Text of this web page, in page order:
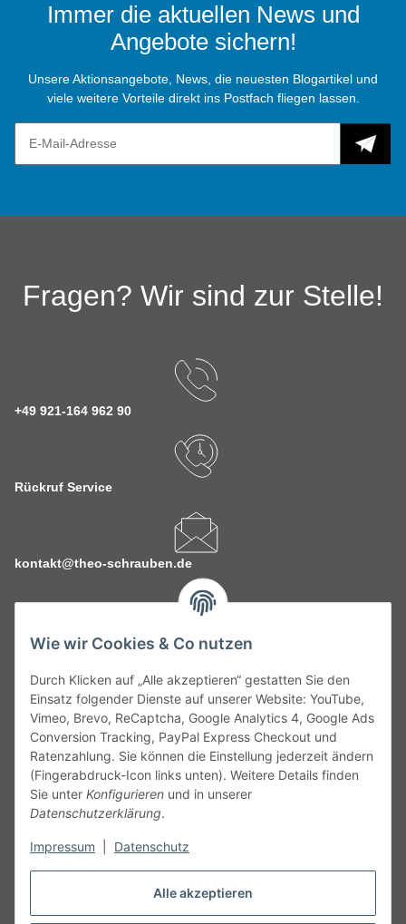
Alle akzeptieren
Wie wir Cookies & Co nutzen
Durch Klicken auf „Alle akzeptieren“ gestatten Sie den
Einsatz folgender Dienste auf unserer Website: YouTube,
Vimeo, Brevo, ReCaptcha, Google Analytics 4, Google Ads
Conversion Tracking, PayPal Express Checkout und
Ratenzahlung. Sie können die Einstellung jederzeit ändern
(Fingerabdruck-Icon links unten). Weitere Details finden
Sie unter Konfigurieren und in unserer
Datenschutzerklärung.
Impressum Datenschutz
Immer die aktuellen News und
Angebote sichern!
Unsere Aktionsangebote, News, die neuesten Blogartikel und
viele weitere Vorteile direkt ins Postfach fliegen lassen.
Fragen? Wir sind zur Stelle!
+49 921-164 962 90
Rückruf Service
kontakt@theo-schrauben.de
Service
Gesetzliche Informationen
Alle technischen Angaben ohne Gewähr. Irrtümer und fehlerhafte
Angaben vorbehalten. Wenn Sie Datenblätter oder spezielle
unseren Kundenservice. Abbildungen der Artikel können
Vertrag widerrufen